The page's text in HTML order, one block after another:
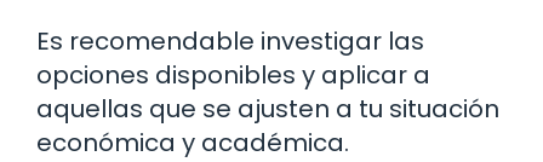
Es recomendable investigar las
opciones disponibles y aplicar a
aquellas que se ajusten a tu situación
económica y académica.